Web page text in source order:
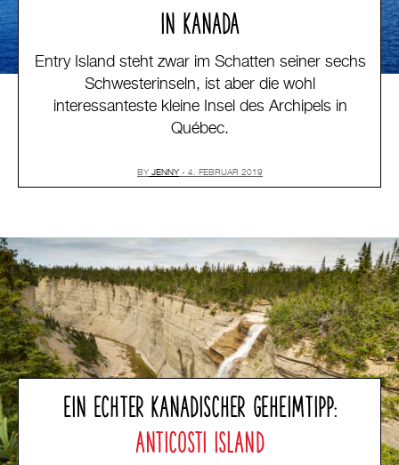
IN KANADA
Entry Island steht zwar im Schatten seiner sechs
Schwesterinseln, ist aber die wohl
interessanteste kleine Insel des Archipels in
Québec.
BY JENNY 4. FEBRUAR 2019
EIN ECHTER KANADISCHER GEHEIMTIPP:
ANTICOSTI ISLAND